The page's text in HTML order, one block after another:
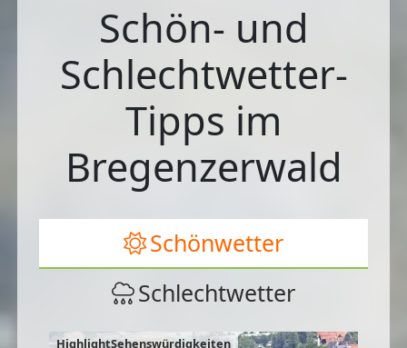
Schön- und
Schlechtwetter-
Tipps im
Bregenzerwald
Schönwetter
Schlechtwetter
HighlightSehenswürdigkeiten